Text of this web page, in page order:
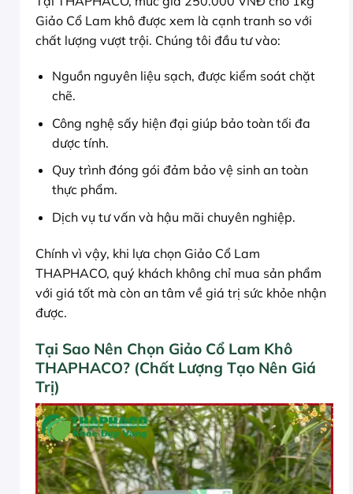
Giảo Cổ Lam khô được xem là cạnh tranh so với
chất lượng vượt trội. Chúng tôi đầu tư vào:
Nguồn nguyên liệu sạch, được kiểm soát chặt
chẽ.
Công nghệ sấy hiện đại giúp bảo toàn tối đa
dược tính.
Quy trình đóng gói đảm bảo vệ sinh an toàn
thực phẩm.
Dịch vụ tư vấn và hậu mãi chuyên nghiệp.
Chính vì vậy, khi lựa chọn Giảo Cổ Lam
THAPHACO, quý khách không chỉ mua sản phẩm
với giá tốt mà còn an tâm về giá trị sức khỏe nhận
được.
Tại Sao Nên Chọn Giảo Cổ Lam Khô
THAPHACO? (Chất Lượng Tạo Nên Giá
Trị)